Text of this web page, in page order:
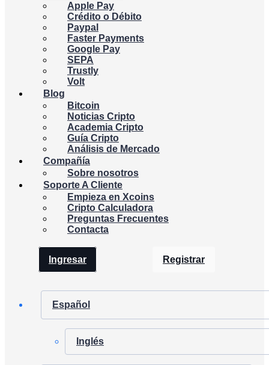
Apple Pay
Crédito o Débito
Paypal
Faster Payments
Google Pay
SEPA
Trustly
Volt
Blog
Bitcoin
Noticias Cripto
Academia Cripto
Guía Cripto
Análisis de Mercado
Compañía
Sobre nosotros
Soporte A Cliente
Empieza en Xcoins
Cripto Calculadora
Preguntas Frecuentes
Contacta
Ingresar Registrar
Español
Inglés